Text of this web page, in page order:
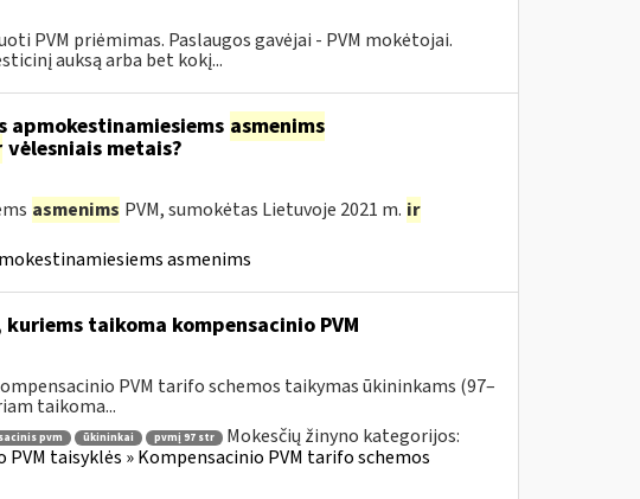
PVM priėmimas. Paslaugos gavėjai - PVM mokėtojai.
auksą arba bet kokį...
asmenims
vėlesniais metais?
asmenims PVM, sumokėtas Lietuvoje 2021 m. ir
asmenims
taikoma kompensacinio PVM
PVM tarifo schemos taikymas ūkininkams (97–
taikoma...
pvm ūkininkai pvmį 97 str
Mokesčių žinyno kategorijos:
taisyklės » Kompensacinio PVM tarifo schemos